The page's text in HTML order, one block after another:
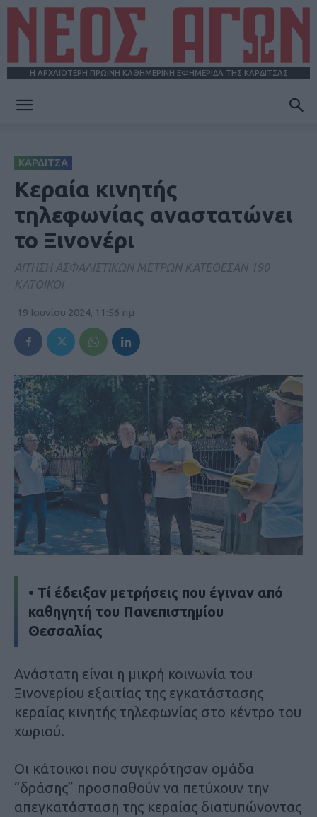
Η ΑΡΧΑΙΟΤΕΡΗ ΠΡΩΪΝΗ ΚΑΘΗΜΕΡΙΝΗ ΕΦΗΜΕΡΙΔΑ ΤΗΣ ΚΑΡΔΙΤΣΑΣ
ΚΑΡΔΙΤΣΑ
Κεραία κινητής
τηλεφωνίας αναστατώνει
το Ξινονέρι
ΑΙΤΗΣΗ ΑΣΦΑΛΙΣΤΙΚΩΝ ΜΕΤΡΩΝ ΚΑΤΕΘΕΣΑΝ 190
ΚΑΤΟΙΚΟΙ
19 Ιουνίου 2024, 11:56 πμ
• Τί έδειξαν μετρήσεις που έγιναν από
καθηγητή του Πανεπιστημίου
Θεσσαλίας
Ανάστατη είναι η μικρή κοινωνία του
Ξινονερίου εξαιτίας της εγκατάστασης
κεραίας κινητής τηλεφωνίας στο κέντρο του
χωριού.
Οι κάτοικοι που συγκρότησαν ομάδα
“δράσης” προσπαθούν να πετύχουν την
απεγκατάσταση της κεραίας διατυπώνοντας